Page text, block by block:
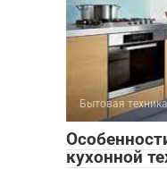
Бытовая техника
кухонной